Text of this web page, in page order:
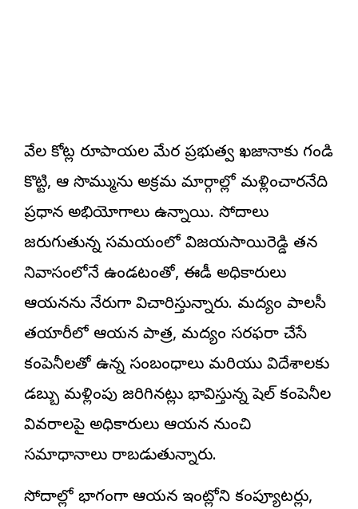
వేల కోట్ల రూపాయల మేర ప్రభుత్వ ఖజానాకు గండి
కొట్టి, ఆ సొమ్మును అక్రమ మార్గాల్లో మళ్లించారనేది
ప్రధాన అభియోగాలు ఉన్నాయి. సోదాలు
జరుగుతున్న సమయంలో విజయసాయిరెడ్డి తన
నివాసంలోనే ఉండటంతో, ఈడీ అధికారులు
ఆయనను నేరుగా విచారిస్తున్నారు. మద్యం పాలసీ
తయారీలో ఆయన పాత్ర, మద్యం సరఫరా చేసే
కంపెనీలతో ఉన్న సంబంధాలు మరియు విదేశాలకు
డబ్బు మళ్లింపు జరిగినట్లు భావిస్తున్న షెల్ కంపెనీల
వివరాలపై అధికారులు ఆయన నుంచి
సమాధానాలు రాబడుతున్నారు.
సోదాల్లో భాగంగా ఆయన ఇంట్లోని కంప్యూటర్లు,